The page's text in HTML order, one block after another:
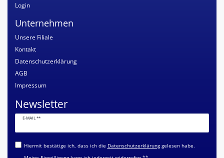
Login
Unternehmen
Unsere Filiale
Kontakt
Datenschutzerklärung
AGB
Impressum
Newsletter
E-MAIL **
Newsletter
Honig
Hiermit bestätige ich, dass ich die Daten­schutz­erklärunggelesen habe.